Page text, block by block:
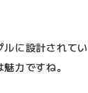
に設計されて
力ですね。